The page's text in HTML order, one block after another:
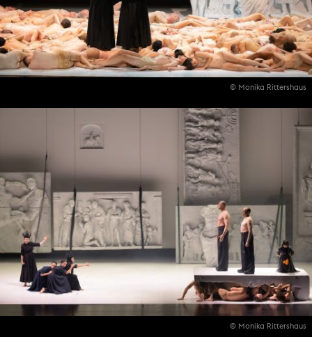
© Monika Rittershaus
© Monika Rittershaus